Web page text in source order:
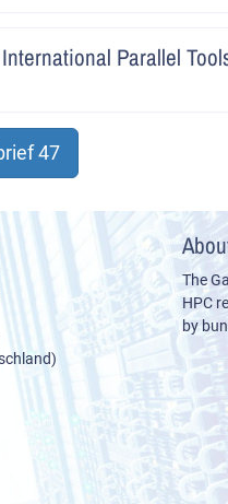
Parallel
47
The
HPC
by